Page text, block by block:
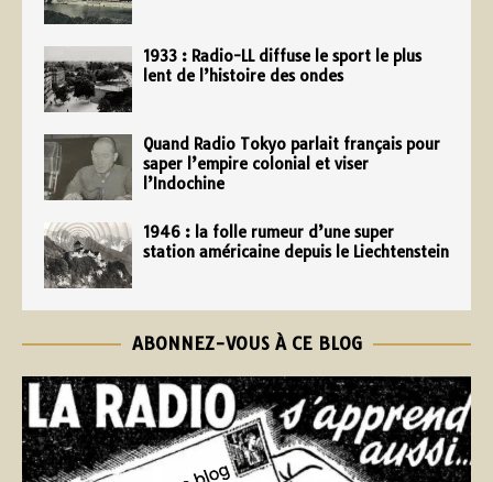
1933 : Radio-LL diffuse le sport le plus
lent de l’histoire des ondes
Quand Radio Tokyo parlait français pour
saper l’empire colonial et viser
l’Indochine
1946 : la folle rumeur d’une super
station américaine depuis le Liechtenstein
ABONNEZ-VOUS À CE BLOG